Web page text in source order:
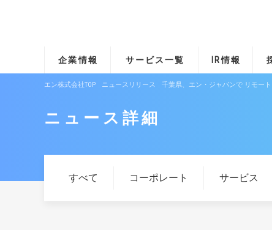
企業情報 サービス一覧 IR情報
エン株式会社TOP ニュースリリース 千葉県、エン・ジャパンで リモー
ニュース詳細
すべて コーポレート サービス